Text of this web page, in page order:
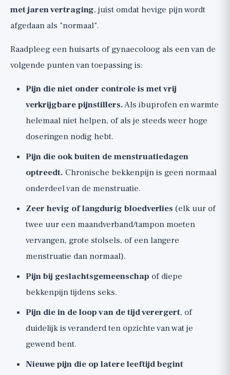
met jaren vertraging, juist omdat hevige pijn wordt
afgedaan als "normaal".
Raadpleeg een huisarts of gynaecoloog als een van de
volgende punten van toepassing is:
Pijn die niet onder controle is met vrij
verkrijgbare pijnstillers.Als ibuprofen en warmte
helemaal niet helpen, of als je steeds weer hoge
doseringen nodig hebt.
Pijn die ook buiten de menstruatiedagen
optreedt. Chronische bekkenpijn is geen normaal
onderdeel van de menstruatie.
Zeer hevig of langdurig bloedverlies (elk uur of
twee uur een maandverband/tampon moeten
vervangen, grote stolsels, of een langere
menstruatie dan normaal).
Pijn bij geslachtsgemeenschap of diepe
bekkenpijn tijdens seks.
Pijn die in de loop van de tijd verergert, of
duidelijk is veranderd ten opzichte van wat je
gewend bent.
Nieuwe pijn die op latere leeftijd begint